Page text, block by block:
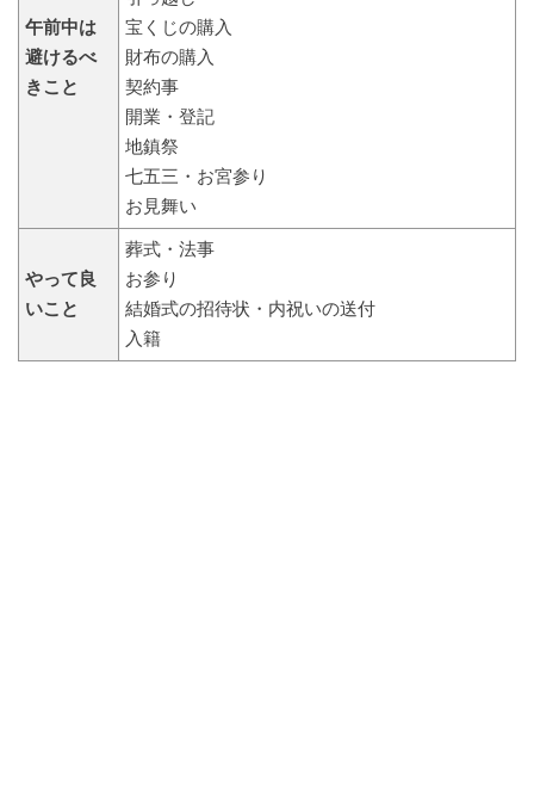
午前中は
避けるべ
きこと
宝くじの購入
財布の購入
契約事
開業・登記
地鎮祭
七五三・お宮参り
お見舞い
やって良
いこと
葬式・法事
お参り
結婚式の招待状・内祝いの送付
入籍